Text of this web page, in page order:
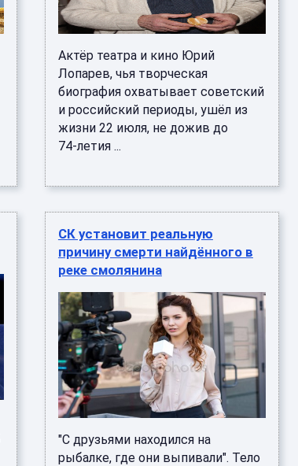
Актёр театра и кино Юрий
Лопарев, чья творческая
биография охватывает советский
и российский периоды, ушёл из
жизни 22 июля, не дожив до
74‑летия ...
СК установит реальную
причину смерти найдённого в
реке смолянина
"С друзьями находился на
рыбалке, где они выпивали". Тело